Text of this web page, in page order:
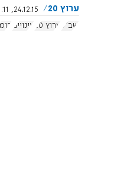
ערוץ 20
24.12.15, 11:11
שב"כ
ערוץ 20 עינויים